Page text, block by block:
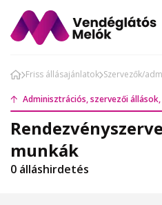
Friss állásajánlatok Szervezők/
Adminisztrációs, szervezői
munkák
0 álláshirdetés